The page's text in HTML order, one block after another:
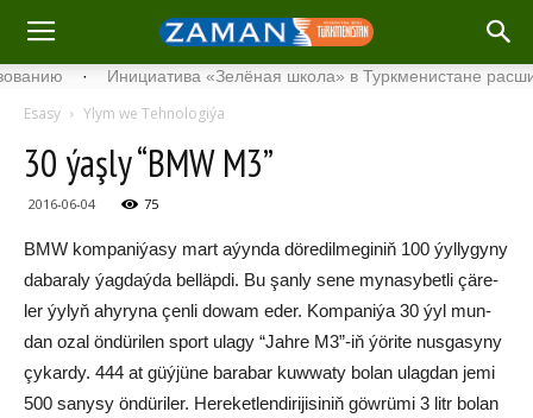
· Инициатива «Зелёная школа» в Туркменистане
Esasy Ylym we Tehnologiýa
30 ýaş­ly “BMW M3”
2016-06-04 75
BMW kom­pa­ni­ýa­sy mart aýyn­da dö­re­dil­me­gi­niň 100 ýyl­ly­gy­ny
da­ba­ra­ly ýag­daý­da bel­läp­di. Bu şan­ly sene my­na­sy­bet­li çä­re­
ler ýy­lyň ahy­ry­na çen­li do­wam eder. Kom­pa­ni­ýa 30 ýyl mun­
dan ozal ön­dü­ri­len sport ula­gy “Jah­re M3”-iň ýö­ri­te nus­ga­sy­ny
çy­kar­dy. 444 at güý­jü­ne ba­ra­bar kuw­wa­ty bo­lan ulag­dan je­mi
500 sa­ny­sy ön­dü­ri­ler. He­re­ket­len­di­ri­ji­si­niň göw­rü­mi 3 litr bo­lan